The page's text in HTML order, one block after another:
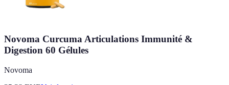
Novoma Curcuma Articulations Immunité &
Digestion 60 Gélules
Novoma